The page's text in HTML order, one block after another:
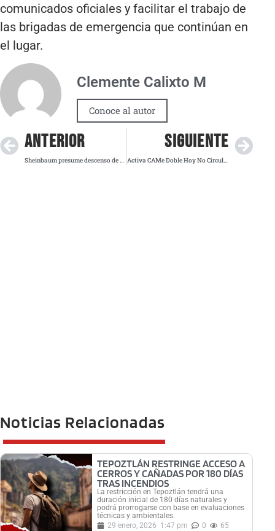
comunicados oficiales y facilitar el trabajo de
las brigadas de emergencia que continúan en
el lugar.
Clemente Calixto M
Conoce al autor
ANTERIOR
Sheinbaum presume descenso de 40% en homicidios dolosos
SIGUIENTE
Activa CAMe Doble Hoy No Circula por contingencia ambiental este viernes
Noticias Relacionadas
TEPOZTLÁN RESTRINGE ACCESO A
CERROS Y CAÑADAS POR 180 DÍAS
TRAS INCENDIOS
La restricción en Tepoztlán tendrá una
duración inicial de 180 días naturales y
podrá prorrogarse con base en evaluaciones
técnicas y ambientales.
29 enero, 2026 1:47 pm 0 65